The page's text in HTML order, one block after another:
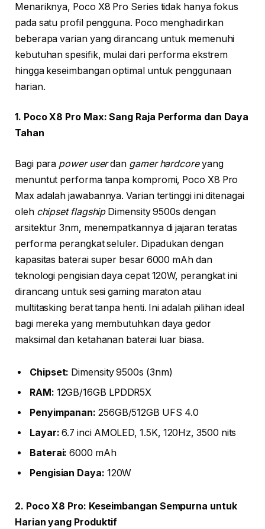
Menariknya, Poco X8 Pro Series tidak hanya fokus
pada satu profil pengguna. Poco menghadirkan
beberapa varian yang dirancang untuk memenuhi
kebutuhan spesifik, mulai dari performa ekstrem
hingga keseimbangan optimal untuk penggunaan
harian.
1. Poco X8 Pro Max: Sang Raja Performa dan Daya
Tahan
Bagi para power userdan gamer hardcoreyang
menuntut performa tanpa kompromi, Poco X8 Pro
Max adalah jawabannya. Varian tertinggi ini ditenagai
oleh chipset flagshipDimensity 9500s dengan
arsitektur 3nm, menempatkannya di jajaran teratas
performa perangkat seluler. Dipadukan dengan
kapasitas baterai super besar 6000 mAh dan
teknologi pengisian daya cepat 120W, perangkat ini
dirancang untuk sesi gaming maraton atau
multitasking berat tanpa henti. Ini adalah pilihan ideal
bagi mereka yang membutuhkan daya gedor
maksimal dan ketahanan baterai luar biasa.
Chipset: Dimensity 9500s (3nm)
RAM: 12GB/16GB LPDDR5X
Penyimpanan: 256GB/512GB UFS 4.0
Layar: 6.7 inci AMOLED, 1.5K, 120Hz, 3500 nits
Baterai: 6000 mAh
Pengisian Daya: 120W
2. Poco X8 Pro: Keseimbangan Sempurna untuk
Harian yang Produktif